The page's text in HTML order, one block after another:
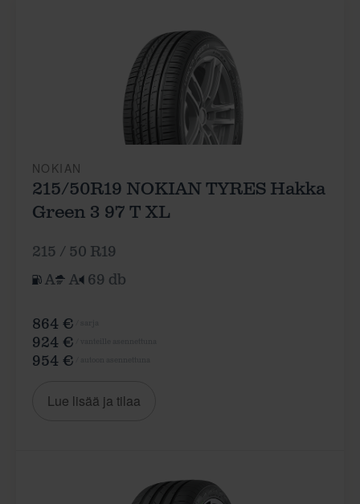
NOKIAN
215/50R19 NOKIAN TYRES Hakka
Green 3 97 T XL
215 / 50 R19
A
A 69 db
864 €
924 €
954 €
Lue lisää ja tilaa